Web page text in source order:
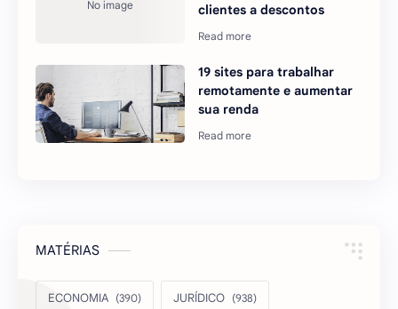
clientes a descontos
19 sites para trabalhar
remotamente e aumentar
sua renda
MATÉRIAS
ECONOMIA JURÍDICO